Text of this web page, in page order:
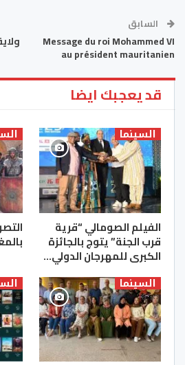
السابق
Message du roi Mohammed VI
au président mauritanien
قد يعجبك ايضا
السينما
الفيلم الصومالي “قرية
قرب الجنة” يتوج بالجائزة
الكبرى للمهرجان الدولي…
السينما